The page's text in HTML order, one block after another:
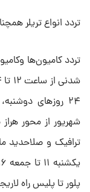
تردد انواع تریلر
تردد کامیون‌ها
شهریور از محور
ترافیک و صلاحدید
پلور تا پلیس راه